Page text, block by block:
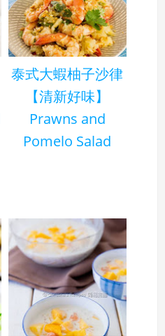
泰式大蝦柚子沙律
【清新好味】
Prawns and
Pomelo Salad